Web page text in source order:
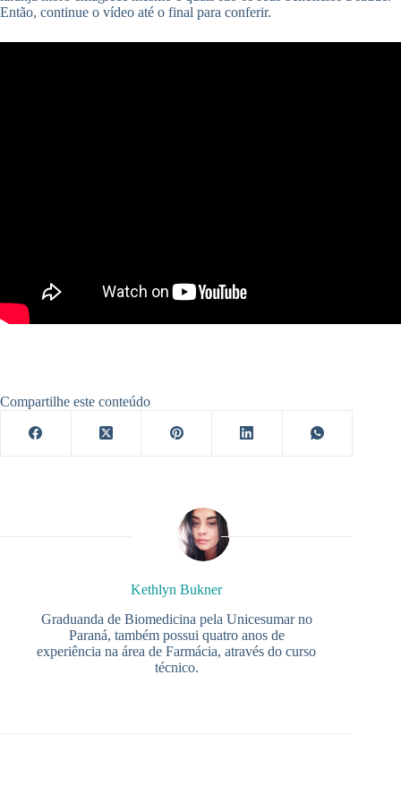
Então, continue o vídeo até o final para conferir.
Compartilhe este conteúdo
Kethlyn Bukner
Graduanda de Biomedicina pela Unicesumar no
Paraná, também possui quatro anos de
experiência na área de Farmácia, através do curso
técnico.